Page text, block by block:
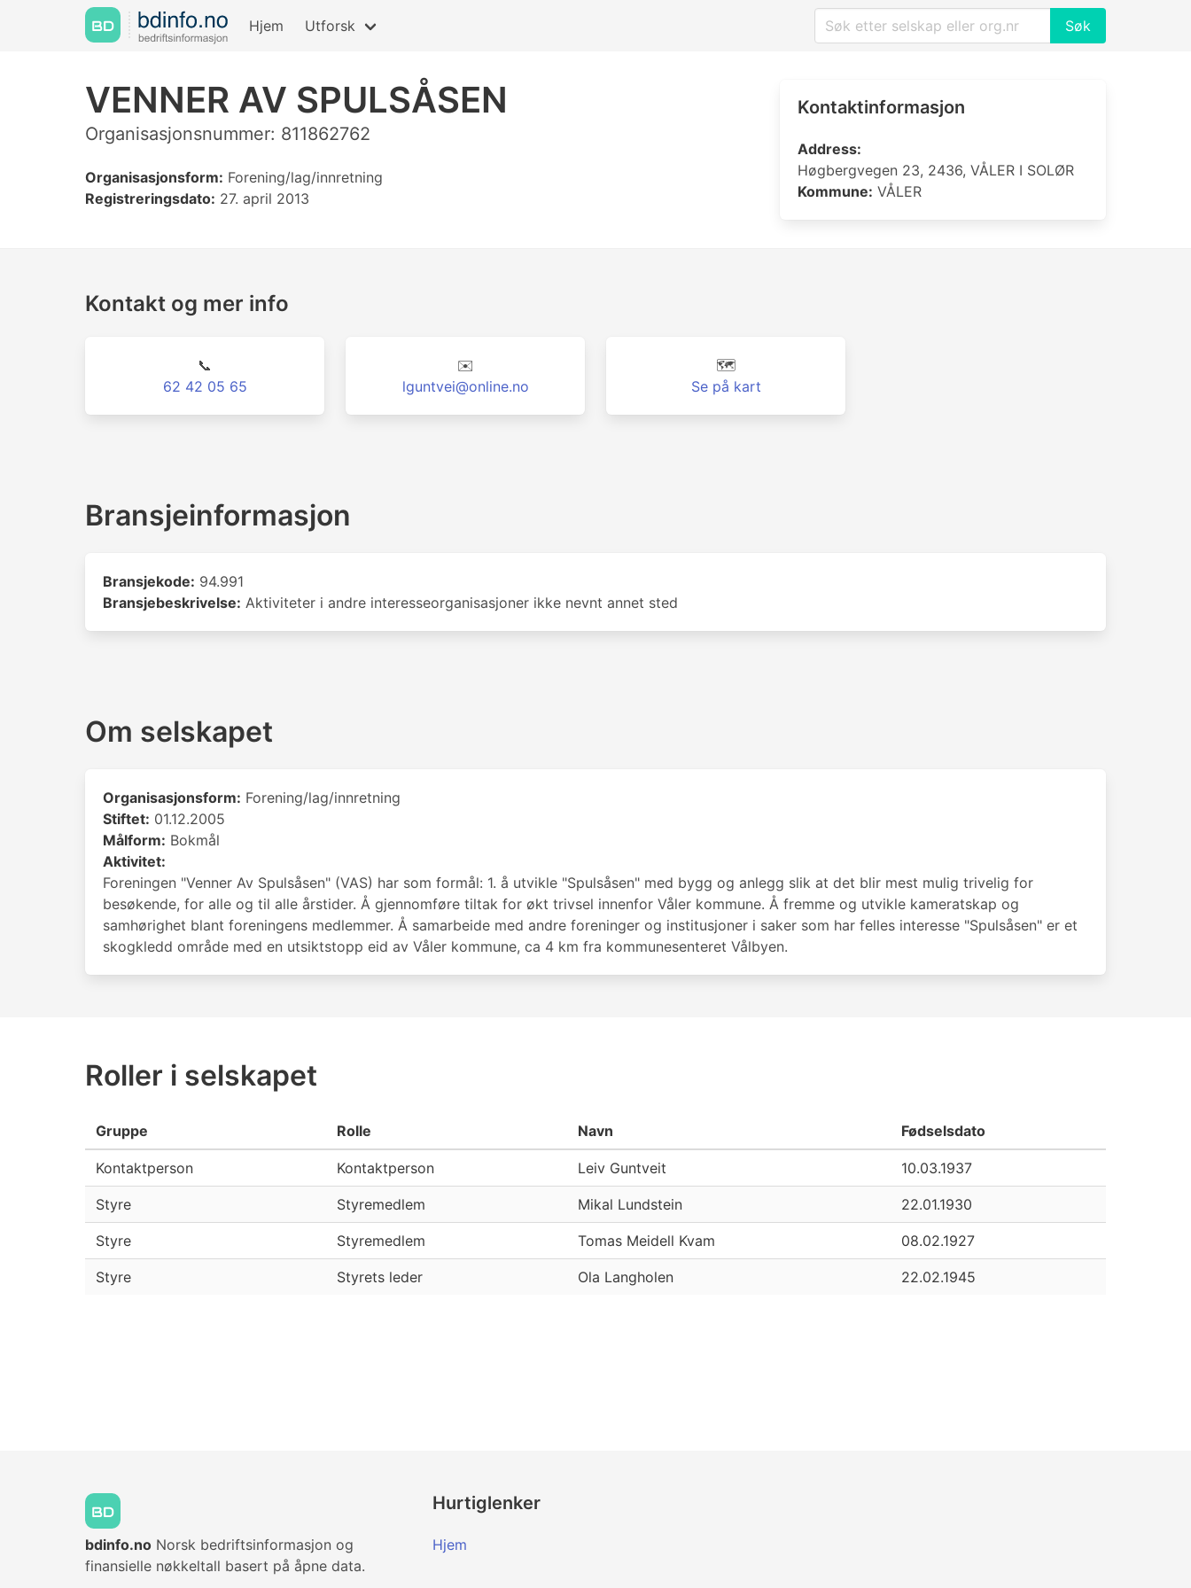
Hjem Utforsk Søk
VENNER AV SPULSÅSEN
Organisasjonsnummer: 811862762
Organisasjonsform: Forening/lag/innretning
Registreringsdato: 27. april 2013
Kontaktinformasjon
Address:
Høgbergvegen 23, 2436, VÅLER I SOLØR
Kommune: VÅLER
Kontakt og mer info
📞
62 42 05 65
✉️
lguntvei@online.no
🗺️
Se på kart
Bransjeinformasjon
Bransjekode: 94.991
Bransjebeskrivelse: Aktiviteter i andre interesseorganisasjoner ikke nevnt annet sted
Om selskapet
Organisasjonsform: Forening/lag/innretning
Stiftet: 01.12.2005
Målform: Bokmål
Aktivitet:
Foreningen "Venner Av Spulsåsen" (VAS) har som formål: 1. å utvikle "Spulsåsen" med bygg og anlegg slik at det blir mest mulig trivelig for
besøkende, for alle og til alle årstider. Å gjennomføre tiltak for økt trivsel innenfor Våler kommune. Å fremme og utvikle kameratskap og
samhørighet blant foreningens medlemmer. Å samarbeide med andre foreninger og institusjoner i saker som har felles interesse "Spulsåsen" er et
skogkledd område med en utsiktstopp eid av Våler kommune, ca 4 km fra kommunesenteret Vålbyen.
Roller i selskapet
Gruppe Rolle Navn Fødselsdato
Kontaktperson Kontaktperson Leiv Guntveit 10.03.1937
Styre Styremedlem Mikal Lundstein 22.01.1930
Styre Styremedlem Tomas Meidell Kvam 08.02.1927
Styre Styrets leder Ola Langholen 22.02.1945
bdinfo.no Norsk bedriftsinformasjon og
finansielle nøkkeltall basert på åpne data.
Hurtiglenker
Hjem